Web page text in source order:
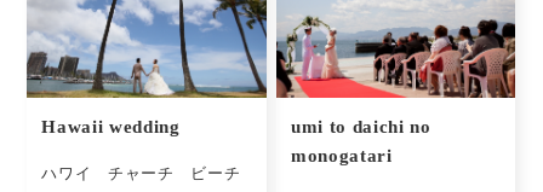
Hawaii wedding
ハワイ チャーチ ビーチ
umi to daichi no
monogatari